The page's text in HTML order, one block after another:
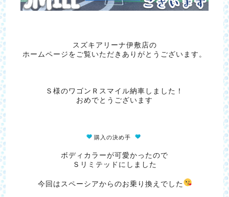
スズキアリーナ伊敷店の
ホームページをご覧いただきありがとうございます。
Ｓ様のワゴンＲスマイル納車しました！
おめでとうございます
購入の決め手
ボディカラーが可愛かったので
Ｓリミテッドにしました
今回はスペーシアからのお乗り換えでした